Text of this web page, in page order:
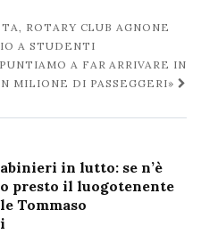
ROTARY CLUB AGNONE
A STUDENTI
A FAR ARRIVARE IN
MILIONE DI PASSEGGERI»
in lutto: se n’è
presto il luogotenente
Tommaso